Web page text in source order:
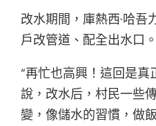
改水期間，庫熱西·哈
戶改管道、配全出水口。
“再忙也高興！這回是真
說，改水后，村民一些
變，像儲水的習慣，做